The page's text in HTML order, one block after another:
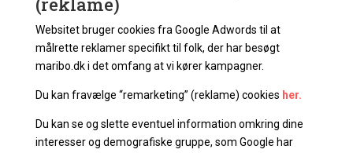
Websitet bruger cookies fra Google Adwords til at
målrette reklamer specifikt til folk, der har besøgt
maribo.dk i det omfang at vi kører kampagner.
Du kan fravælge “remarketing” (reklame) cookies her.
Du kan se og slette eventuel information omkring dine
interesser og demografiske gruppe, som Google har